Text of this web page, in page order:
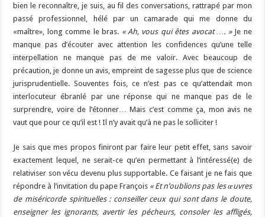
bien le reconnaître, je suis, au fil des conversations, rattrapé par mon
passé professionnel, hélé par un camarade qui me donne du
«maître», long comme le bras. « Ah, vous qui êtes avocat …. »Je ne
manque pas d’écouter avec attention les confidences qu’une telle
interpellation ne manque pas de me valoir. Avec beaucoup de
précaution, je donne un avis, empreint de sagesse plus que de science
jurisprudentielle. Souventes fois, ce n’est pas ce qu’attendait mon
interlocuteur ébranlé par une réponse qui ne manque pas de le
surprendre, voire de l’étonner… Mais c’est comme ça, mon avis ne
vaut que pour ce qu’il est ! Il n’y avait qu’à ne pas le solliciter !
Je sais que mes propos finiront par faire leur petit effet, sans savoir
exactement lequel, ne serait-ce qu’en permettant à l’intéressé(e) de
relativiser son vécu devenu plus supportable. Ce faisant je ne fais que
répondre à l’invitation du pape François « Et n’oublions pas les œuvres
de miséricorde spirituelles : conseiller ceux qui sont dans le doute,
enseigner les ignorants, avertir les pécheurs, consoler les affligés,